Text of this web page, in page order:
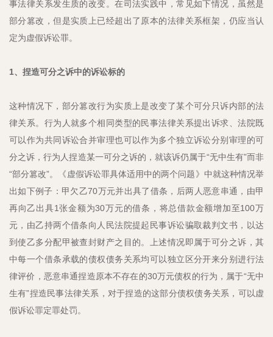
事法律关系发生质的改变。在司法实践中，常见如下情况，虽然是
部分篡改，但是实质上已经超出了原本的法律关系框架，仍应当认
定为虚假诉讼罪。
1、捏造可分之诉中的诉讼标的
这种情况下，部分篡改行为实质上是改变了某个可分只诉内部的法
律关系。行为人就多个相同类型的民事法律关系提出诉求、法院既
可以作为共同诉讼合并审理也可以作为多个独立诉讼分别审理的可
分之诉，行为人捏造某一可分之诉的，就该诉仍属于“无中生有”而非
“部分篡改”。《虚假诉讼罪具体适用中的两个问题》中就这种情况举
出如下例子：甲欠乙70万元并出具了借条，后两人恶意串通，由甲
再向乙出具1张金额为30万元的借条，将总借款金额增加至100万
元，由乙持两个借条向人民法院提起民事诉讼骗取裁判文书，以达
到使乙多分配甲被查封财产之目的。上述情况即属于可分之诉，其
中每一个借条承载的债权债务关系均可以独立区分开来分别进行法
律评价，恶意串通捏造原本不存在的30万元债权的行为，属于“无中
生有”捏造民事法律关系，对于捏造的这部分债权债务关系，可以虚
假诉讼罪定罪处罚。